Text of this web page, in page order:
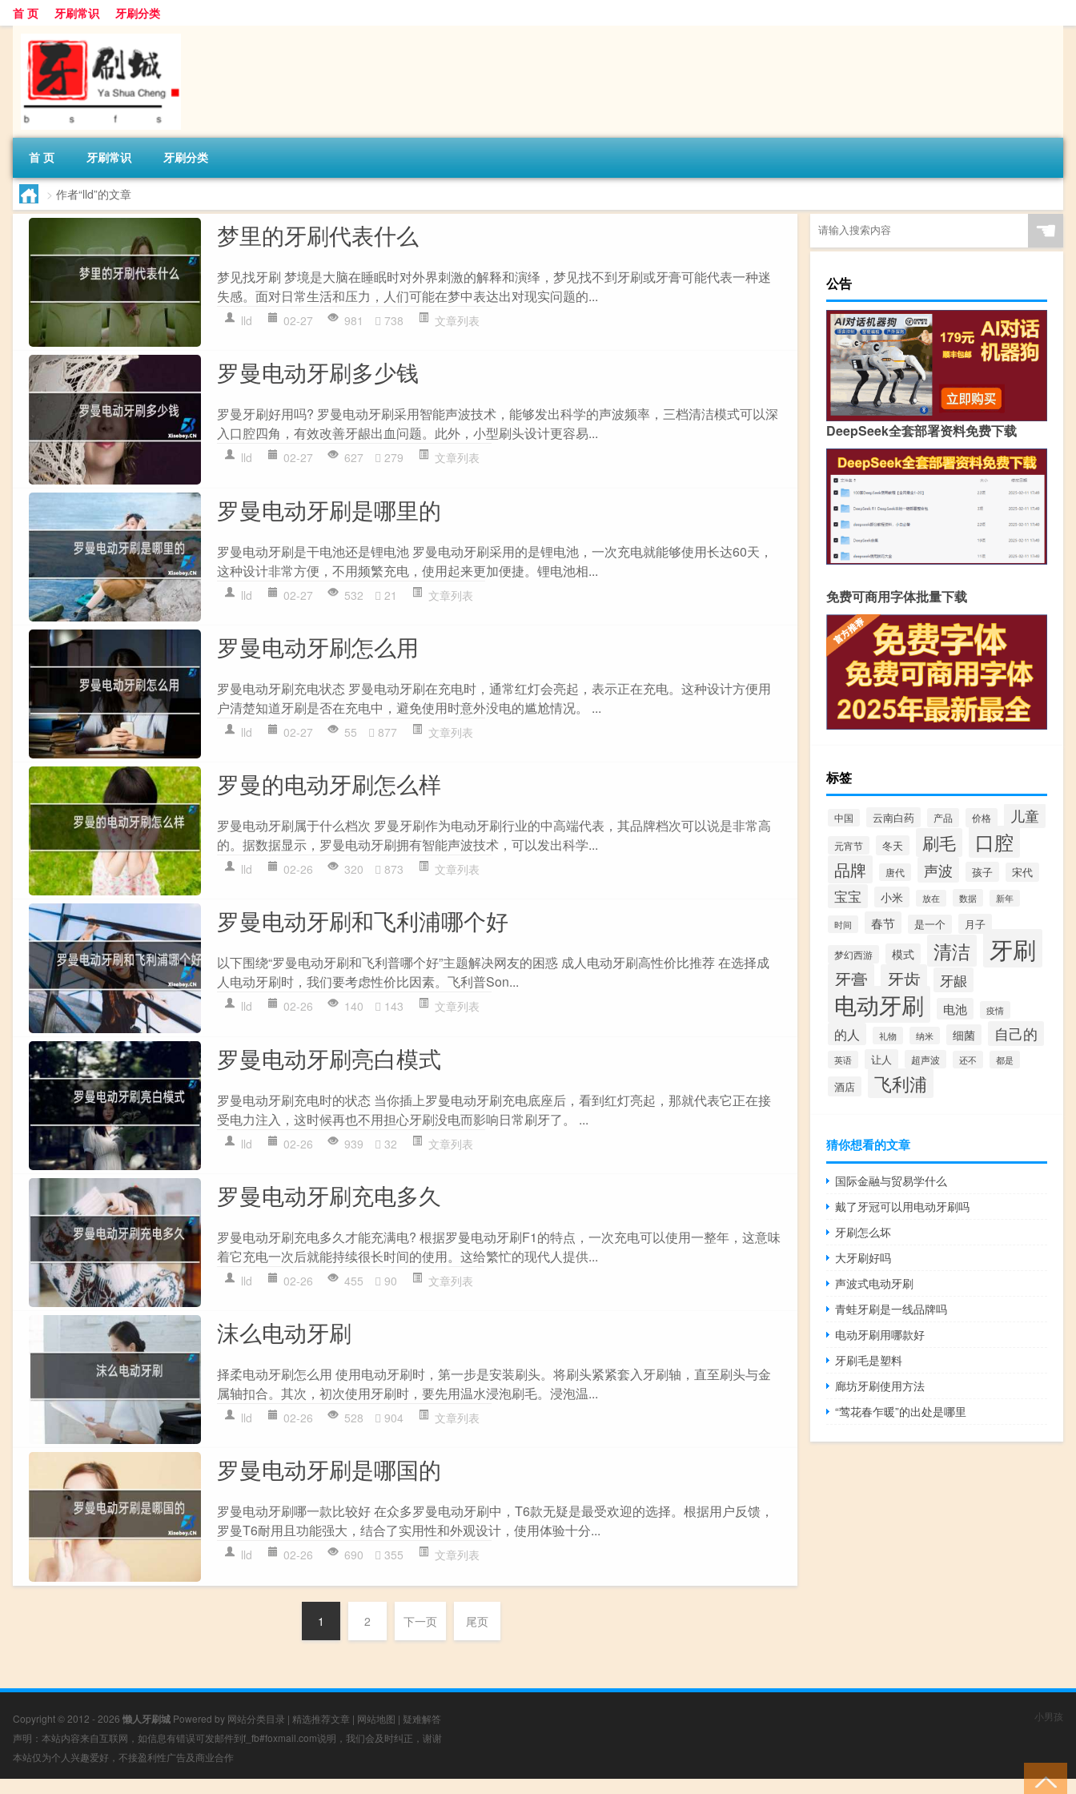
首 页 牙刷常识 牙刷分类
首 页 牙刷常识 牙刷分类
> 作者“lld”的文章
梦里的牙刷代表什么
梦见找牙刷 梦境是大脑在睡眠时对外界刺激的解释和演绎，梦见找不到牙刷或牙膏可能代表一种迷
失感。面对日常生活和压力，人们可能在梦中表达出对现实问题的...
lld 02-27 981 738 文章列表
罗曼电动牙刷多少钱
罗曼牙刷好用吗? 罗曼电动牙刷采用智能声波技术，能够发出科学的声波频率，三档清洁模式可以深
入口腔四角，有效改善牙龈出血问题。此外，小型刷头设计更容易...
lld 02-27 627 279 文章列表
罗曼电动牙刷是哪里的
罗曼电动牙刷是干电池还是锂电池 罗曼电动牙刷采用的是锂电池，一次充电就能够使用长达60天，
这种设计非常方便，不用频繁充电，使用起来更加便捷。锂电池相...
lld 02-27 532 21 文章列表
罗曼电动牙刷怎么用
罗曼电动牙刷充电状态 罗曼电动牙刷在充电时，通常红灯会亮起，表示正在充电。这种设计方便用
户清楚知道牙刷是否在充电中，避免使用时意外没电的尴尬情况。 ...
lld 02-27 55 877 文章列表
罗曼的电动牙刷怎么样
罗曼电动牙刷属于什么档次 罗曼牙刷作为电动牙刷行业的中高端代表，其品牌档次可以说是非常高
的。据数据显示，罗曼电动牙刷拥有智能声波技术，可以发出科学...
lld 02-26 320 873 文章列表
罗曼电动牙刷和飞利浦哪个好
以下围绕“罗曼电动牙刷和飞利普哪个好”主题解决网友的困惑 成人电动牙刷高性价比推荐 在选择成
人电动牙刷时，我们要考虑性价比因素。飞利普Son...
lld 02-26 140 143 文章列表
罗曼电动牙刷亮白模式
罗曼电动牙刷充电时的状态 当你插上罗曼电动牙刷充电底座后，看到红灯亮起，那就代表它正在接
受电力注入，这时候再也不用担心牙刷没电而影响日常刷牙了。 ...
lld 02-26 939 32 文章列表
罗曼电动牙刷充电多久
罗曼电动牙刷充电多久才能充满电? 根据罗曼电动牙刷F1的特点，一次充电可以使用一整年，这意味
着它充电一次后就能持续很长时间的使用。这给繁忙的现代人提供...
lld 02-26 455 90 文章列表
沫么电动牙刷
择柔电动牙刷怎么用 使用电动牙刷时，第一步是安装刷头。将刷头紧紧套入牙刷轴，直至刷头与金
属轴扣合。其次，初次使用牙刷时，要先用温水浸泡刷毛。浸泡温...
lld 02-26 528 904 文章列表
罗曼电动牙刷是哪国的
罗曼电动牙刷哪一款比较好 在众多罗曼电动牙刷中，T6款无疑是最受欢迎的选择。根据用户反馈，
罗曼T6耐用且功能强大，结合了实用性和外观设计，使用体验十分...
lld 02-26 690 355 文章列表
1 2 下一页 尾页
☚
公告
DeepSeek全套部署资料免费下载
免费可商用字体批量下载
标签
中国 云南白药 产品 价格 儿童
元宵节 冬天 刷毛 口腔
品牌 唐代 声波 孩子 宋代
宝宝 小米 放在 数据 新年
时间 春节 是一个 月子
梦幻西游 模式 清洁 牙刷
牙膏 牙齿 牙龈
电动牙刷 电池 疫情
的人 礼物 纳米 细菌 自己的
英语 让人 超声波 还不 都是
酒店 飞利浦
猜你想看的文章
国际金融与贸易学什么
戴了牙冠可以用电动牙刷吗
牙刷怎么坏
大牙刷好吗
声波式电动牙刷
青蛙牙刷是一线品牌吗
电动牙刷用哪款好
牙刷毛是塑料
廊坊牙刷使用方法
“莺花春乍暖”的出处是哪里
Copyright © 2012 - 2026 懒人牙刷城 Powered by 网站分类目录 | 精选推荐文章 | 网站地图 | 疑难解答
声明：本站内容来自互联网，如信息有错误可发邮件到f_fb#foxmail.com说明，我们会及时纠正，谢谢
本站仅为个人兴趣爱好，不接盈利性广告及商业合作
小男孩